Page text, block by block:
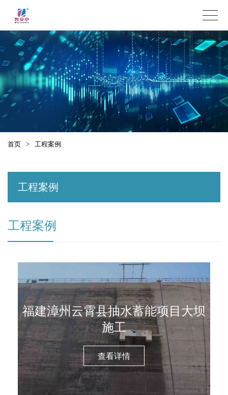
工程案例
首页 > 工程案例
工程案例
工程案例
福建漳州云霄县抽水蓄能项目大坝
施工
查看详情